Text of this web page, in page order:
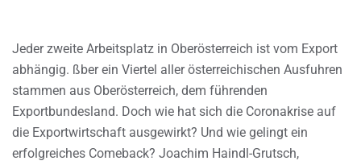
Jeder zweite Arbeitsplatz in Oberösterreich ist vom Export
abhängig. ßber ein Viertel aller österreichischen Ausfuhren
stammen aus Oberösterreich, dem führenden
Exportbundesland. Doch wie hat sich die Coronakrise auf
die Exportwirtschaft ausgewirkt? Und wie gelingt ein
erfolgreiches Comeback? Joachim Haindl-Grutsch,